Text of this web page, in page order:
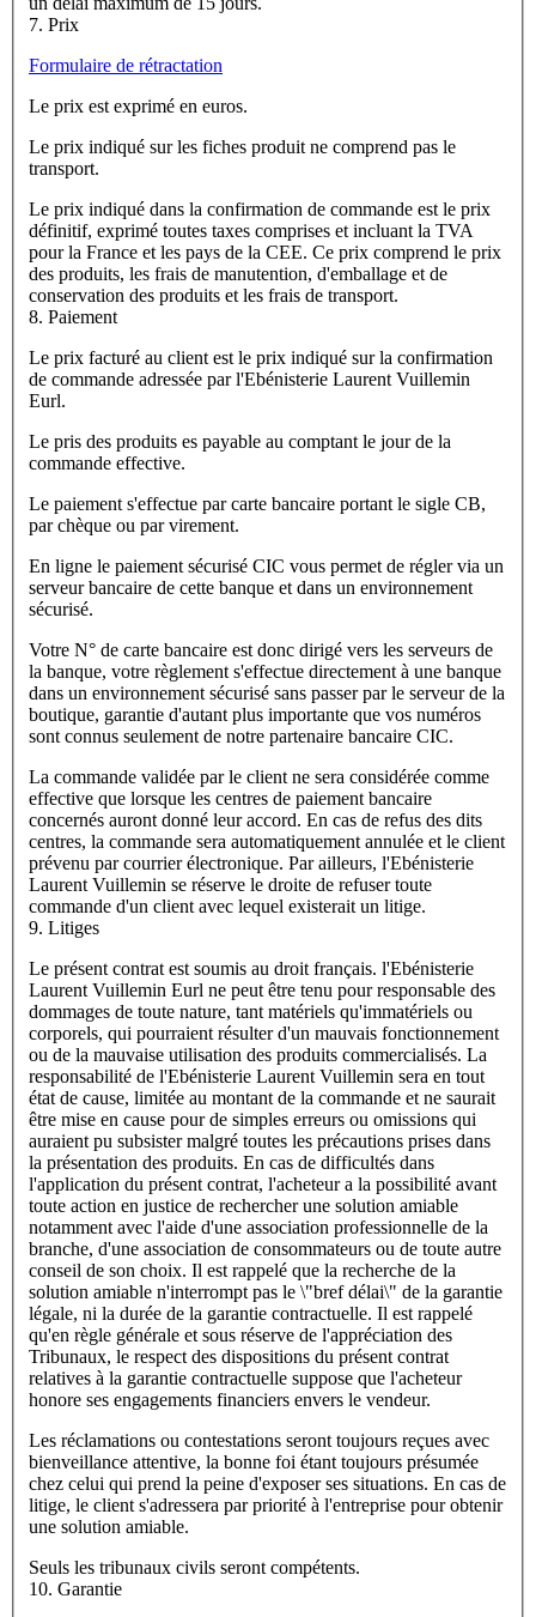
7. Prix
Formulaire de rétractation
Le prix est exprimé en euros.
Le prix indiqué sur les fiches produit ne comprend pas le
transport.
Le prix indiqué dans la confirmation de commande est le prix
définitif, exprimé toutes taxes comprises et incluant la TVA
pour la France et les pays de la CEE. Ce prix comprend le prix
des produits, les frais de manutention, d'emballage et de
conservation des produits et les frais de transport.
8. Paiement
Le prix facturé au client est le prix indiqué sur la confirmation
de commande adressée par l'Ebénisterie Laurent Vuillemin
Eurl.
Le pris des produits es payable au comptant le jour de la
commande effective.
Le paiement s'effectue par carte bancaire portant le sigle CB,
par chèque ou par virement.
En ligne le paiement sécurisé CIC vous permet de régler via un
serveur bancaire de cette banque et dans un environnement
sécurisé.
Votre N° de carte bancaire est donc dirigé vers les serveurs de
la banque, votre règlement s'effectue directement à une banque
dans un environnement sécurisé sans passer par le serveur de la
boutique, garantie d'autant plus importante que vos numéros
sont connus seulement de notre partenaire bancaire CIC.
La commande validée par le client ne sera considérée comme
effective que lorsque les centres de paiement bancaire
concernés auront donné leur accord. En cas de refus des dits
centres, la commande sera automatiquement annulée et le client
prévenu par courrier électronique. Par ailleurs, l'Ebénisterie
Laurent Vuillemin se réserve le droite de refuser toute
commande d'un client avec lequel existerait un litige.
9. Litiges
Le présent contrat est soumis au droit français. l'Ebénisterie
Laurent Vuillemin Eurl ne peut être tenu pour responsable des
dommages de toute nature, tant matériels qu'immatériels ou
corporels, qui pourraient résulter d'un mauvais fonctionnement
ou de la mauvaise utilisation des produits commercialisés. La
responsabilité de l'Ebénisterie Laurent Vuillemin sera en tout
état de cause, limitée au montant de la commande et ne saurait
être mise en cause pour de simples erreurs ou omissions qui
auraient pu subsister malgré toutes les précautions prises dans
la présentation des produits. En cas de difficultés dans
l'application du présent contrat, l'acheteur a la possibilité avant
toute action en justice de rechercher une solution amiable
notamment avec l'aide d'une association professionnelle de la
branche, d'une association de consommateurs ou de toute autre
conseil de son choix. Il est rappelé que la recherche de la
solution amiable n'interrompt pas le \"bref délai\" de la garantie
légale, ni la durée de la garantie contractuelle. Il est rappelé
qu'en règle générale et sous réserve de l'appréciation des
Tribunaux, le respect des dispositions du présent contrat
relatives à la garantie contractuelle suppose que l'acheteur
honore ses engagements financiers envers le vendeur.
Les réclamations ou contestations seront toujours reçues avec
bienveillance attentive, la bonne foi étant toujours présumée
chez celui qui prend la peine d'exposer ses situations. En cas de
litige, le client s'adressera par priorité à l'entreprise pour obtenir
une solution amiable.
Seuls les tribunaux civils seront compétents.
10. Garantie